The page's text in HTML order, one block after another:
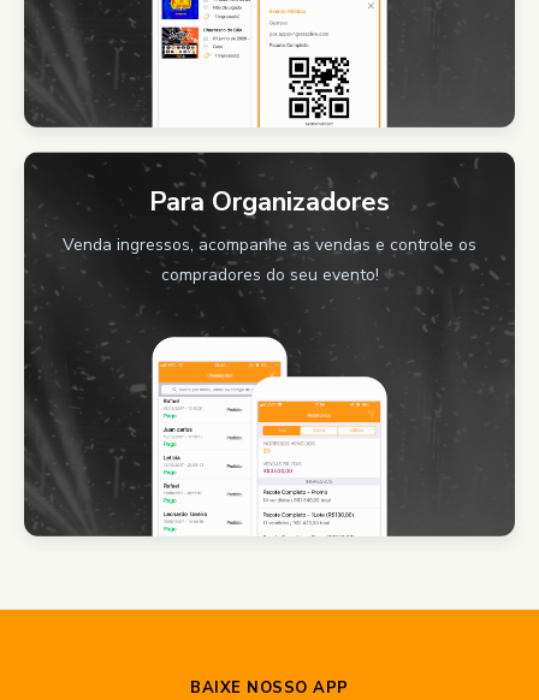
Para Organizadores
Venda ingressos, acompanhe as vendas e controle os
compradores do seu evento!
BAIXE NOSSO APP